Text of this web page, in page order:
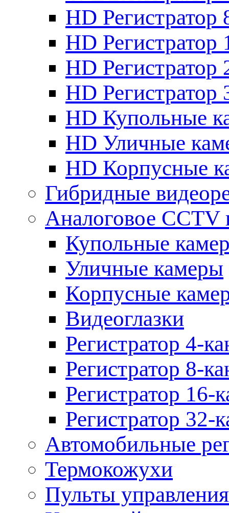
HD Регистратор
HD Регистратор
HD Регистратор
HD Регистратор
HD Купольные
HD Уличные
HD Корпусные
Гибридные
Аналоговое CCTV
Купольные
Уличные камеры
Корпусные
Видеоглазки
Регистратор 4-
Регистратор 8-
Регистратор 16-
Регистратор 32-
Автомобильные
Термокожухи
Пульты управления